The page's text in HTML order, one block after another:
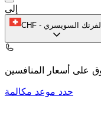
إلى
CHF - الفرنك السويسري
حدد موعد مكالمة